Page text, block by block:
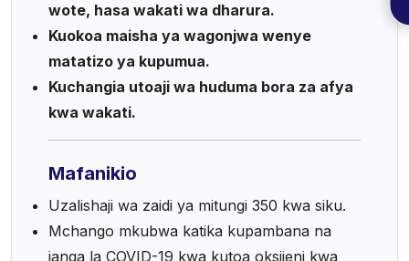
wote, hasa wakati wa dharura.
Kuokoa maisha ya wagonjwa wenye
matatizo ya kupumua.
Kuchangia utoaji wa huduma bora za afya
kwa wakati.
Mafanikio
Uzalishaji wa zaidi ya mitungi 350 kwa siku.
Mchango mkubwa katika kupambana na
janga la COVID-19 kwa kutoa oksijeni kwa